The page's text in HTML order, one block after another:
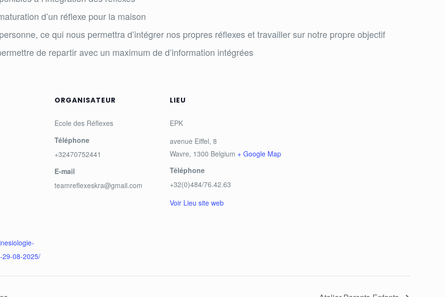
d’un réflexe pour la maison
ce qui nous permettra d’intégrer nos propres réflexes et travailler sur notre propre objectif
de repartir avec un maximum de d’information intégrées
29-08-2025/
ORGANISATEUR
Ecole des Réflexes
Téléphone
+32470752441
E-mail
teamreflexeskra@gmail.com
LIEU
EPK
avenue Eiffel, 8
Wavre, 1300 Belgium + Google Map
Téléphone
+32(0)484/76.42.63
Voir Lieu site web